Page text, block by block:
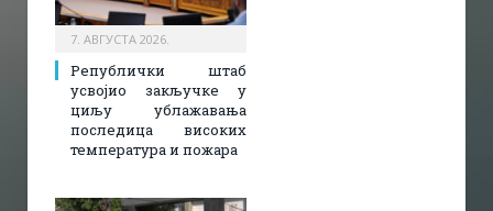
7. АВГУСТА 2026.
Републички штаб
усвојио закључке у
циљу ублажавања
последица високих
температура и пожара​